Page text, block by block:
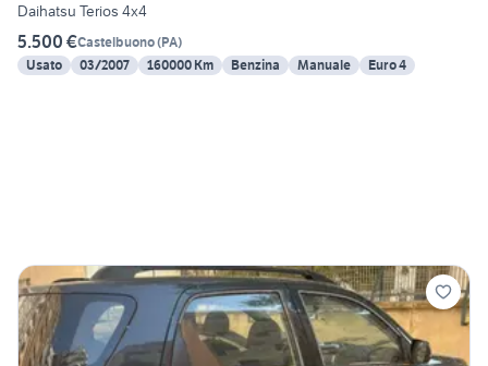
Daihatsu Terios 4x4
5.500 €Castelbuono(PA)
Usato
03/2007 160000 Km Benzina Manuale Euro 4